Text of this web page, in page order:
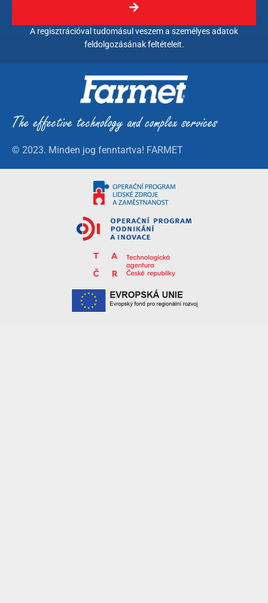
A regisztrációval tudomásul veszem a személyes adatok
feldolgozásának feltételeit.
© 2023. Minden jog fenntartva! FARMET